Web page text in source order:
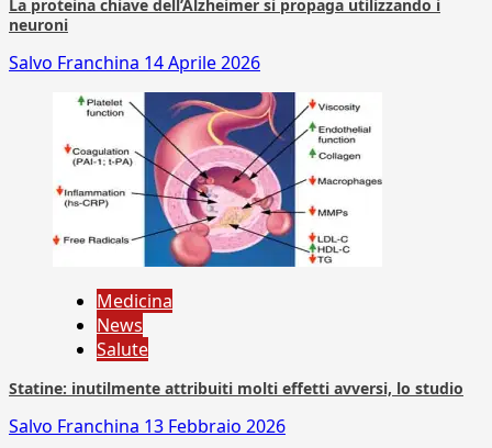
La proteina chiave dell’Alzheimer si propaga utilizzando i
neuroni
Salvo Franchina 14 Aprile 2026
Medicina
News
Salute
Statine: inutilmente attribuiti molti effetti avversi, lo studio
Salvo Franchina 13 Febbraio 2026